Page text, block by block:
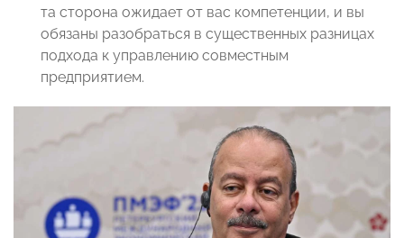
та сторона ожидает от вас компетенции, и вы
обязаны разобраться в существенных разницах
подхода к управлению совместным
предприятием.